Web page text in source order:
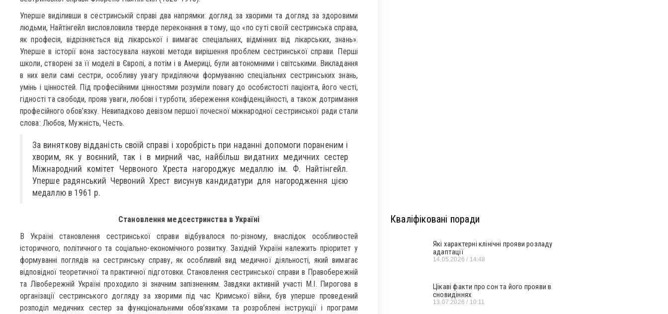
Уперше виділивши в сестринській справі два напрямки: догляд за хворими та догляд за здоровими
людьми, Найтінгейл висловловила тверде переконання в тому, що «по суті своїй сестринська справа,
як професія, відрізняється від лікарської і вимагає спеціальних, відмінних від лікарських, знань».
Уперше в історії вона застосувала наукові методи вирішення проблем сестринської справи. Перші
школи, створені за її моделі в Європі, а потім і в Америці, були автономними і світськими. Викладання
в них вели самі сестри, особливу увагу приділяючи формуванню спеціальних сестринських знань,
умінь і цінностей. Під професійними цінностями розуміли повагу до особистості пацієнта, його честі,
гідності та свободи, прояв уваги, любові і турботи, збереження конфіденційності, а також дотримання
професійного обов’язку. Невипадково девізом першої почесної міжнародної сестринської ради стали
слова: Любов, Мужність, Честь.
За виняткову відданість своїй справі і хоробрість при наданні допомоги пораненим і
хворим, як у воєнний, так і в мирний час, найбільш видатних медичних сестер
Міжнародний комітет Червоного Хреста нагороджує медаллю ім. Ф. Найтінгейл.
Уперше радянський Червоний Хрест висунув кандидатури для нагородження цією
медаллю в 1961 р.
Становлення медсестринства в Україні
В Україні становлення сестринської справи відбувалося по-різному, внаслідок особливостей
історичного, політичного та соціально-економічного розвитку. Західній Україні належить пріоритет у
формуванні поглядів на сестринську справу, як особливий вид медичної діяльності, який вимагає
відповідної теоретичної та практичної підготовки. Становлення сестринської справи в Правобережній
та Лівобережній Україні проходило зі значним запізненням. Завдяки активній участі М.І. Пирогова в
організації сестринського догляду за хворими під час Кримської війни, був уперше проведений
розподіл медичних сестер за функціональними обов’язками та розроблені інструкції і програми
Кваліфіковані поради
Які характерні клінічні прояви розладу
адаптації
14.05.2026 14:48
Цікаві факти про сон та його прояви в
сновидіннях
13.07.2026 10:11